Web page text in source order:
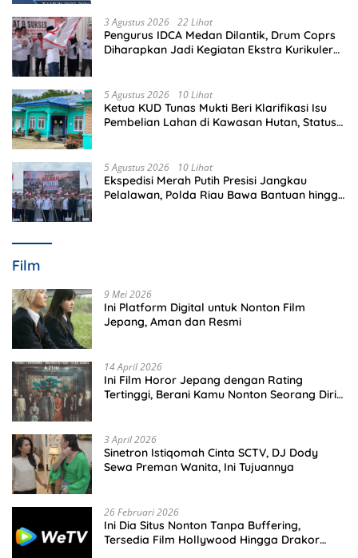
3 Agustus 2026 22 Lihat
Pengurus IDCA Medan Dilantik, Drum Coprs
Diharapkan Jadi Kegiatan Ekstra Kurikuler
5 Agustus 2026 10 Lihat
Ketua KUD Tunas Mukti Beri Klarifikasi Isu
Pembelian Lahan di Kawasan Hutan, Status
5 Agustus 2026 10 Lihat
Ekspedisi Merah Putih Presisi Jangkau
Pelalawan, Polda Riau Bawa Bantuan hingga
Film
9 Mei 2026
Ini Platform Digital untuk Nonton Film
Jepang, Aman dan Resmi
14 April 2026
Ini Film Horor Jepang dengan Rating
Tertinggi, Berani Kamu Nonton Seorang Diri
3 April 2026
Sinetron Istiqomah Cinta SCTV, DJ Dody
Sewa Preman Wanita, Ini Tujuannya
26 Februari 2026
Ini Dia Situs Nonton Tanpa Buffering,
Tersedia Film Hollywood Hingga Drakor